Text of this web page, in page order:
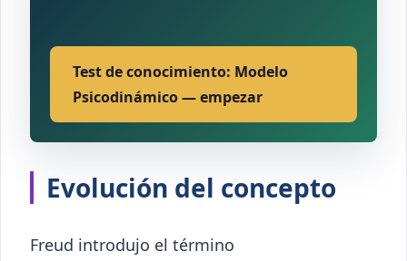
Test de conocimiento: Modelo
Psicodinámico — empezar
Evolución del concepto
Freud introdujo el término